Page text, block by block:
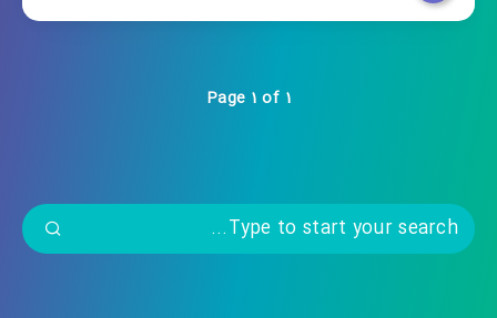
Page 1 of 1